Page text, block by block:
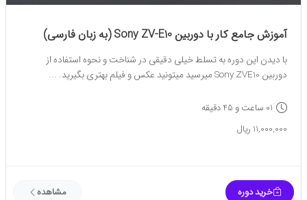
آموزش جامع کار با دوربین Sony ZV-E10 (به زبان فارسی)
با دیدن این دوره به تسلط خیلی دقیقی در شناخت و نحوه استفاده از
دوربین Sony ZVE10 میرسید میتونید عکس و فیلم بهتری بگیرید. ...
01 ساعت و 45 دقیقه
11,000,000 ریال
خرید دوره مشاهده